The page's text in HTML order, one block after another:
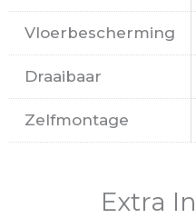
Vloerbescherming
Draaibaar
Zelfmontage
Extra